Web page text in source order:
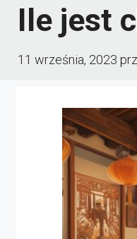
Ile jest
11 września, 2023